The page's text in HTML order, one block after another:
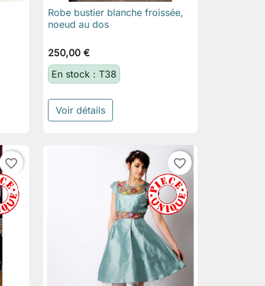
 Aperçu rapide
Robe bustier blanche froissée,
noeud au dos
250,00 €
En stock : T38
Voir détails
favorite_border favorite_border